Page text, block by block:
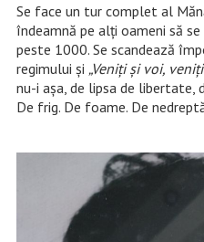
Se face un tur complet al
îndeamnă pe alți oameni să
peste 1000. Se scandează
regimului și „Veniți și voi,
nu-i așa, de lipsa de libertate,
De frig. De foame. De